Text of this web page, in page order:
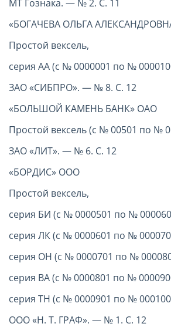
МТ Гознака. — № 2. С. 11
«БОГАЧЕВА ОЛЬГА
Простой вексель,
серия АА (с № 0000001 по №
ЗАО «СИБПРО». — № 8. С. 12
«БОЛЬШОЙ КАМЕНЬ БАНК» ОАО
Простой вексель (с № 00501 по №
ЗАО «ЛИТ». — № 6. С. 12
«БОРДИС» ООО
Простой вексель,
серия БИ (с № 0000501 по №
серия ЛК (с № 0000601 по №
серия ОН (с № 0000701 по №
серия ВА (с № 0000801 по №
серия ТН (с № 0000901 по №
ООО «Н. Т. ГРАФ». — № 1. С. 12